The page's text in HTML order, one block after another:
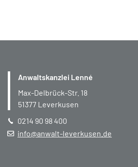
Anwaltskanzlei Lenné
Max-Delbrück-Str. 18
51377 Leverkusen
0214 90 98 400
info@anwalt-leverkusen.de